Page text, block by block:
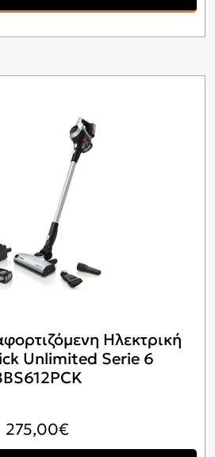
Ηλεκτρική
Unlimited Serie 6
275,00€